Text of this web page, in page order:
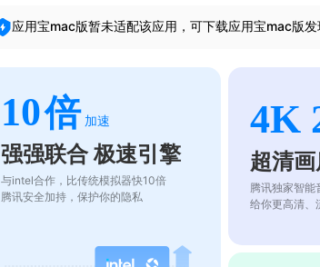
应用宝mac版暂未适配该应用，可下载应用宝mac版发
10倍 加速
强强联合 极速引擎
与intel合作，比传统模拟器快10倍
腾讯安全加持，保护你的隐私
4K
超清
腾讯独家智能
给你更高清、